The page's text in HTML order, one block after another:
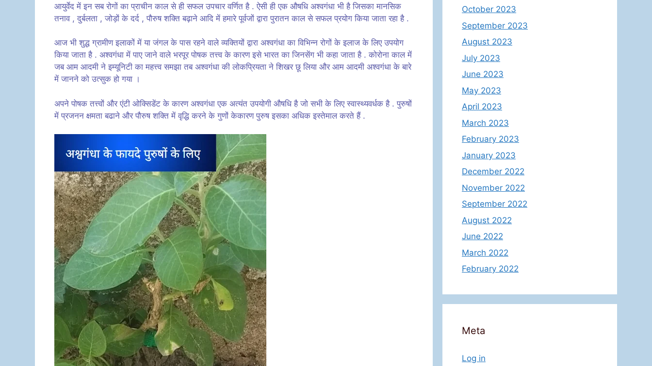
आयुर्वेद में इन सब रोगों का प्राचीन काल से ही सफल उपचार वर्णित है . ऐसी ही एक औषधि अश्वगंधा भी है जिसका मानसिक
तनाव , दुर्बलता , जोड़ों के दर्द , पौरुष शक्ति बढ़ाने आदि में हमारे पूर्वजों द्वारा पुरातन काल से सफल प्रयोग किया जाता रहा है .
आज भी शुद्ध ग्रामीण इलाकों में या जंगल के पास रहने वाले व्यक्तियों द्वारा अश्वगंधा का विभिन्न रोगों के इलाज के लिए उपयोग
किया जाता है . अश्वगंधा में पाए जाने वाले भरपूर पोषक तत्त्व के कारण इसे भारत का जिनसेंग भी कहा जाता है . कोरोना काल में
जब आम आदमी ने इम्यूनिटी का महत्त्व समझा तब अश्वगंधा की लोकप्रियता ने शिखर छू लिया और आम आदमी अश्वगंधा के बारे
में जानने को उत्सुक हो गया ।
अपने पोषक तत्त्वों और एंटी ओक्सिडेंट के कारण अश्वगंधा एक अत्यंत उपयोगी औषधि है जो सभी के लिए स्वास्थ्यवर्धक है . पुरुषों
में प्रजनन क्षमता बढाने और पौरुष शक्ति में वृद्धि करने के गुणों केकारण पुरुष इसका अधिक इस्तेमाल करते हैं .
October 2023
September 2023
August 2023
July 2023
June 2023
May 2023
April 2023
March 2023
February 2023
January 2023
December 2022
November 2022
September 2022
August 2022
June 2022
March 2022
February 2022
Meta
Log in